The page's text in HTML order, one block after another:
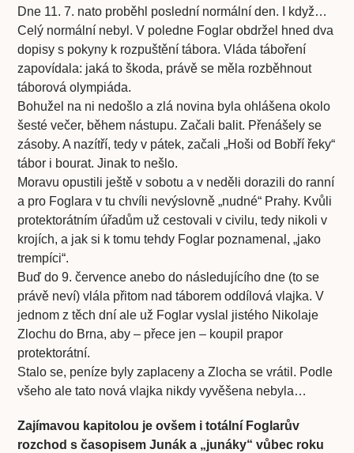
Dne 11. 7. nato proběhl poslední normální den. I když…
Celý normální nebyl. V poledne Foglar obdržel hned dva
dopisy s pokyny k rozpuštění tábora. Vláda táboření
zapovídala: jaká to škoda, právě se měla rozběhnout
táborová olympiáda.
Bohužel na ni nedošlo a zlá novina byla ohlášena okolo
šesté večer, během nástupu. Začali balit. Přenášely se
zásoby. A nazítří, tedy v pátek, začali „Hoši od Bobří řeky“
tábor i bourat. Jinak to nešlo.
Moravu opustili ještě v sobotu a v neděli dorazili do ranní
a pro Foglara v tu chvíli nevýslovně „nudné“ Prahy. Kvůli
protektorátním úřadům už cestovali v civilu, tedy nikoli v
krojích, a jak si k tomu tehdy Foglar poznamenal, „jako
trempíci“.
Buď do 9. července anebo do následujícího dne (to se
právě neví) vlála přitom nad táborem oddílová vlajka. V
jednom z těch dní ale už Foglar vyslal jistého Nikolaje
Zlochu do Brna, aby – přece jen – koupil prapor
protektorátní.
Stalo se, peníze byly zaplaceny a Zlocha se vrátil. Podle
všeho ale tato nová vlajka nikdy vyvěšena nebyla…
Zajímavou kapitolou je ovšem i totální Foglarův
rozchod s časopisem Junák a „junáky“ vůbec roku